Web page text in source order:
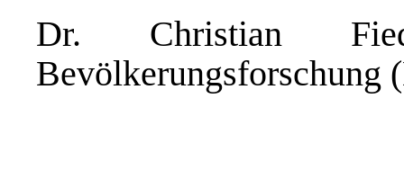
Dr. Christian
Bevölkerungsforschung